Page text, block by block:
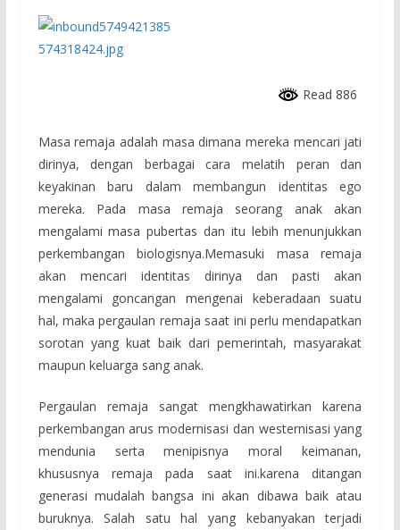
Read 886
Masa remaja adalah masa dimana mereka mencari jati
dirinya, dengan berbagai cara melatih peran dan
keyakinan baru dalam membangun identitas ego
mereka. Pada masa remaja seorang anak akan
mengalami masa pubertas dan itu lebih menunjukkan
perkembangan biologisnya.Memasuki masa remaja
akan mencari identitas dirinya dan pasti akan
mengalami goncangan mengenai keberadaan suatu
hal, maka pergaulan remaja saat ini perlu mendapatkan
sorotan yang kuat baik dari pemerintah, masyarakat
maupun keluarga sang anak.
Pergaulan remaja sangat mengkhawatirkan karena
perkembangan arus modernisasi dan westernisasi yang
mendunia serta menipisnya moral keimanan,
khususnya remaja pada saat ini.karena ditangan
generasi mudalah bangsa ini akan dibawa baik atau
buruknya. Salah satu hal yang kebanyakan terjadi